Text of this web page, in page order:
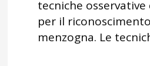
tecniche osservative
per il
menzogna. Le